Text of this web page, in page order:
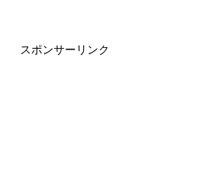
スポンサーリンク